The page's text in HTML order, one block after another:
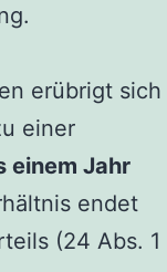
erübrigt sich
einer
einem Jahr
endet
(24 Abs. 1